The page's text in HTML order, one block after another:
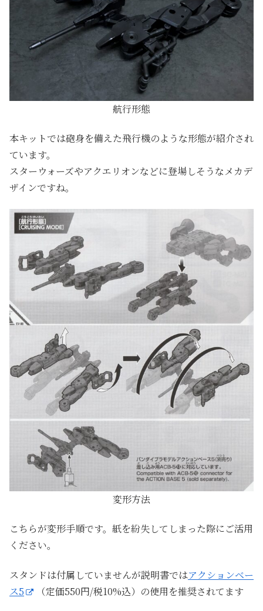
航行形態
本キットでは砲身を備えた飛行機のような形態が紹介され
ています。
スターウォーズやアクエリオンなどに登場しそうなメカデ
ザインですね。
変形方法
こちらが変形手順です。紙を紛失してしまった際にご活用
ください。
スタンドは付属していませんが説明書ではアクションベー
ス5
（定価550円/税10%込）の使用を推奨されてます